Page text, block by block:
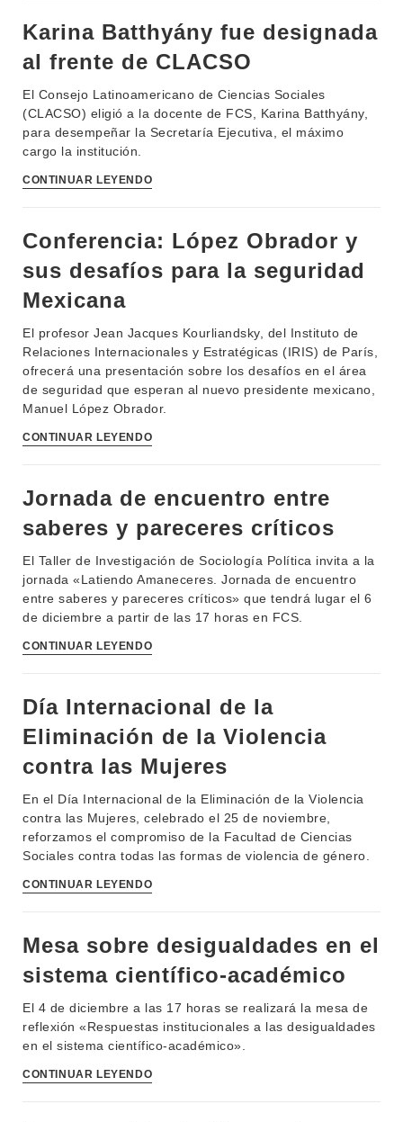
INSTITUCIONAL
DEPARTAMENTOS
ENSEÑANZA
INVESTIGACIÓN
EXTENSIÓN
SERVICIOS
LLAMADOS
NOTICIAS
BEDELÍA
OFERTA DE GRADO
POSGRADOS
EDUCACIÓN PERMANENTE
MOVILIDAD ACADÉMICA
Karina Batthyány fue designada
al frente de CLACSO
El Consejo Latinoamericano de Ciencias Sociales
(CLACSO) eligió a la docente de FCS, Karina Batthyány,
para desempeñar la Secretaría Ejecutiva, el máximo
cargo la institución.
CONTINUAR LEYENDO
Conferencia: López Obrador y
sus desafíos para la seguridad
Mexicana
El profesor Jean Jacques Kourliandsky, del Instituto de
Relaciones Internacionales y Estratégicas (IRIS) de París,
ofrecerá una presentación sobre los desafíos en el área
de seguridad que esperan al nuevo presidente mexicano,
Manuel López Obrador.
CONTINUAR LEYENDO
Jornada de encuentro entre
saberes y pareceres críticos
El Taller de Investigación de Sociología Política invita a la
jornada «Latiendo Amaneceres. Jornada de encuentro
entre saberes y pareceres críticos» que tendrá lugar el 6
de diciembre a partir de las 17 horas en FCS.
CONTINUAR LEYENDO
Día Internacional de la
Eliminación de la Violencia
contra las Mujeres
En el Día Internacional de la Eliminación de la Violencia
contra las Mujeres, celebrado el 25 de noviembre,
reforzamos el compromiso de la Facultad de Ciencias
Sociales contra todas las formas de violencia de género.
CONTINUAR LEYENDO
Mesa sobre desigualdades en el
sistema científico-académico
El 4 de diciembre a las 17 horas se realizará la mesa de
reflexión «Respuestas institucionales a las desigualdades
en el sistema científico-académico».
CONTINUAR LEYENDO